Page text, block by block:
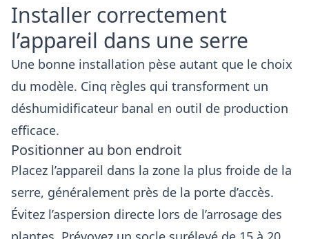
Installer correctement
l’appareil dans une serre
Une bonne installation pèse autant que le choix
du modèle. Cinq règles qui transforment un
déshumidificateur banal en outil de production
efficace.
Positionner au bon endroit
Placez l’appareil dans la zone la plus froide de la
serre, généralement près de la porte d’accès.
Évitez l’aspersion directe lors de l’arrosage des